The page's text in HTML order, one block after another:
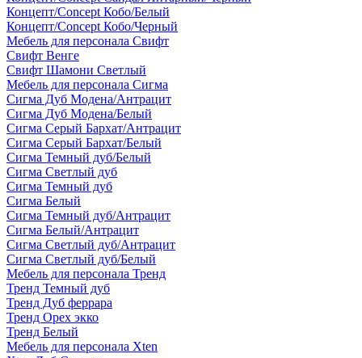
Концепт/Concept Кобо/Белый
Концепт/Concept Кобо/Черный
Мебель для персонала Свифт
Свифт Венге
Свифт Шамони Светлый
Мебель для персонала Сигма
Сигма Дуб Модена/Антрацит
Сигма Дуб Модена/Белый
Сигма Серый Бархат/Антрацит
Сигма Серый Бархат/Белый
Сигма Темный дуб/Белый
Сигма Светлый дуб
Сигма Темный дуб
Сигма Белый
Сигма Темный дуб/Антрацит
Сигма Белый/Антрацит
Сигма Светлый дуб/Антрацит
Сигма Светлый дуб/Белый
Мебель для персонала Тренд
Тренд Темный дуб
Тренд Дуб феррара
Тренд Орех экко
Тренд Белый
Мебель для персонала Xten